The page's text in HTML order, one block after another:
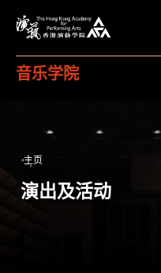
音乐学院
主页
演出及活动